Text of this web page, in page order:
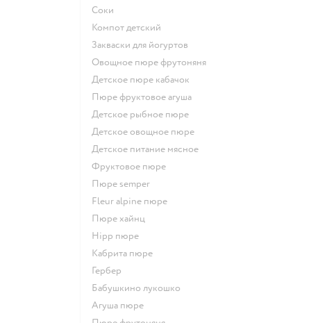
Соки
компот детский
Закваски для йогуртов
овощное пюре фрутоняня
детское пюре кабачок
пюре фруктовое агуша
детское рыбное пюре
детское овощное пюре
детское питание мясное
фруктовое пюре
пюре semper
fleur alpine пюре
пюре хайнц
hipp пюре
кабрита пюре
гербер
бабушкино лукошко
агуша пюре